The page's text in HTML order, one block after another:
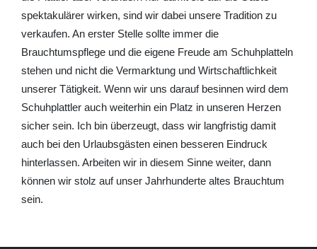
spektakulärer wirken, sind wir dabei unsere Tradition zu
verkaufen. An erster Stelle sollte immer die
Brauchtumspflege und die eigene Freude am Schuhplatteln
stehen und nicht die Vermarktung und Wirtschaftlichkeit
unserer Tätigkeit. Wenn wir uns darauf besinnen wird dem
Schuhplattler auch weiterhin ein Platz in unseren Herzen
sicher sein. Ich bin überzeugt, dass wir langfristig damit
auch bei den Urlaubsgästen einen besseren Eindruck
hinterlassen. Arbeiten wir in diesem Sinne weiter, dann
können wir stolz auf unser Jahrhunderte altes Brauchtum
sein.